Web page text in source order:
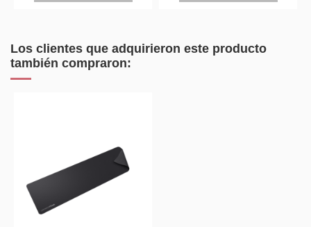
Los clientes que adquirieron este producto
también compraron: